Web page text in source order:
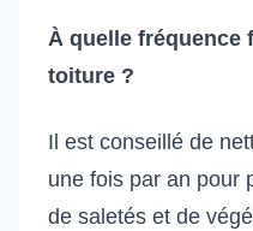
À quelle fréquence
toiture ?
Il est conseillé de
une fois par an pour
de saletés et de